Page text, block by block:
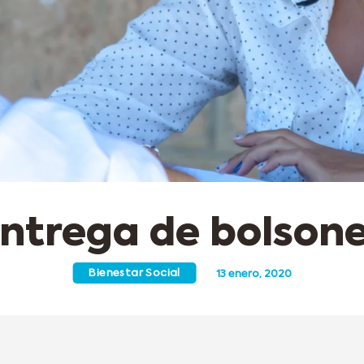
de
Bienestar Social 13 enero, 2020